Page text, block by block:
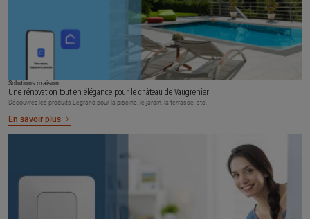
Solutions maison
Une rénovation tout en élégance pour le château de Vaugrenier
Découvrez les produits Legrand pour la piscine, le jardin, la terrasse, etc.
En savoir plus